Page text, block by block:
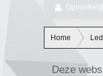
Home
Deze